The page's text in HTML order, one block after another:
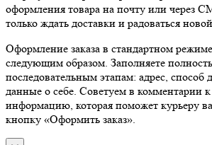
оформления товара на почту или через
только ждать доставки и радоваться
Оформление заказа в стандартном
следующим образом. Заполняете
последовательным этапам: адрес, способ
данные о себе. Советуем в комментарии к
информацию, которая поможет курьеру
кнопку «Оформить заказ».